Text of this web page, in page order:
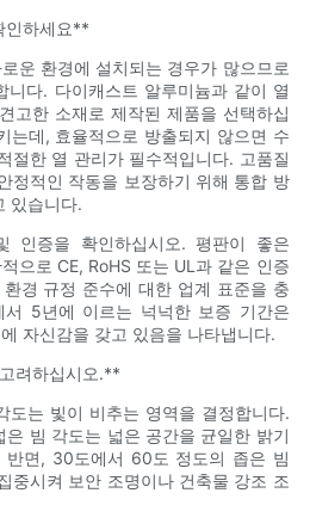
인하세요**
운 환경에 설치되는 경우가 많으므로
니다. 다이캐스트 알루미늄과 같이 열
고한 소재로 제작된 제품을 선택하십
는데, 효율적으로 방출되지 않으면 수
절한 열 관리가 필수적입니다. 고품질
정적인 작동을 보장하기 위해 통합 방
있습니다.
인증을 확인하십시오. 평판이 좋은
으로 CE, RoHS 또는 UL과 같은 인증
경 규정 준수에 대한 업계 표준을 충
서 5년에 이르는 넉넉한 보증 기간은
자신감을 갖고 있음을 나타냅니다.
려하십시오.**
도는 빛이 비추는 영역을 결정합니다.
빔 각도는 넓은 공간을 균일한 밝기
반면, 30도에서 60도 정도의 좁은 빔
중시켜 보안 조명이나 건축물 강조 조